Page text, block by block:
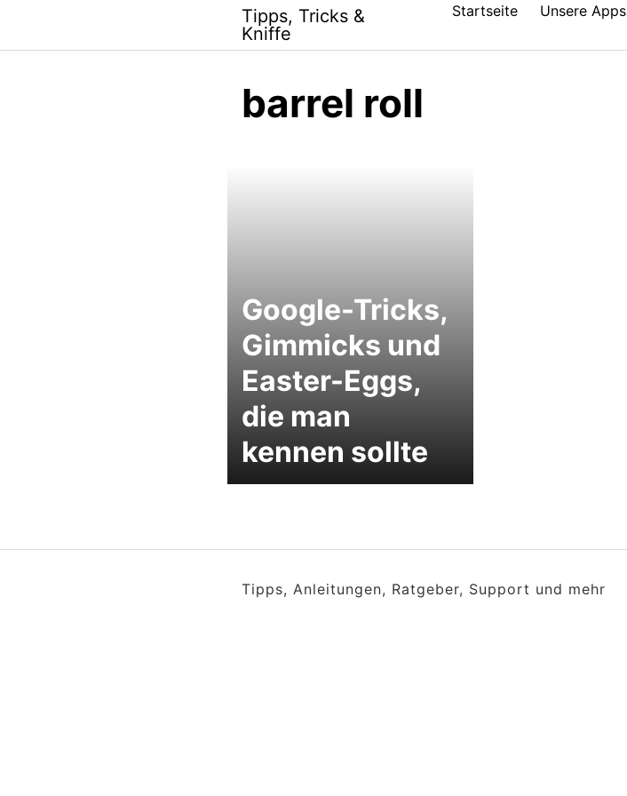
content
Tipps, Tricks &
Kniffe
Startseite Unsere Apps
barrel roll
Google-Tricks,
Gimmicks und
Easter-Eggs,
die man
kennen sollte
Tipps, Anleitungen, Ratgeber, Support und mehr